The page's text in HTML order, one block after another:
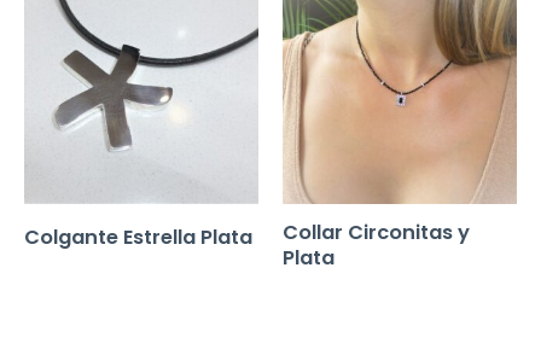
Colgante Estrella Plata
Collar Circonitas y
Plata